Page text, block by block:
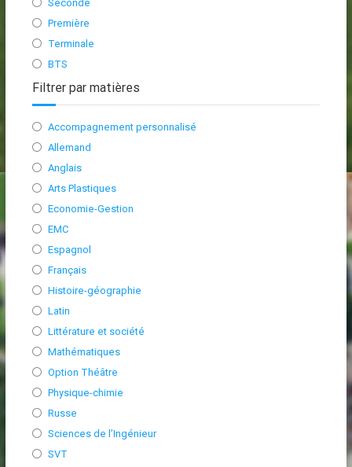
Seconde
Première
Terminale
BTS
Filtrer par matières
Accompagnement personnalisé
Allemand
Anglais
Arts Plastiques
Economie-Gestion
EMC
Espagnol
Français
Histoire-géographie
Latin
Littérature et société
Mathématiques
Option Théâtre
Physique-chimie
Russe
Sciences de l’Ingénieur
SVT